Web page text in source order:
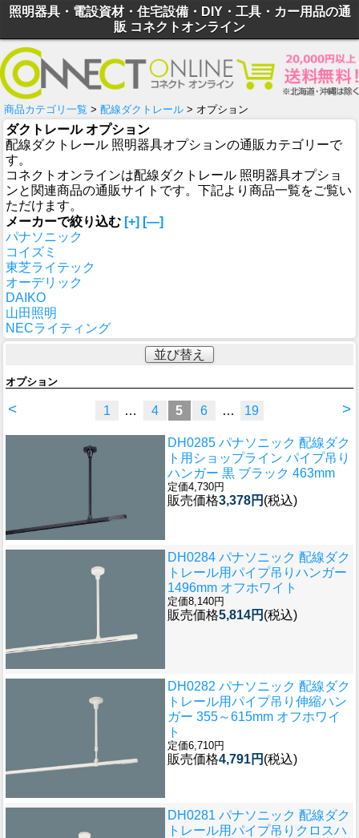
照明器具・電設資材・住宅設備・DIY・工具・カー用品の通
販 コネクトオンライン
商品カテゴリ一覧 > 配線ダクトレール > オプション
ダクトレール オプション
配線ダクトレール 照明器具オプションの通販カテゴリーで
す。
コネクトオンラインは配線ダクトレール 照明器具オプショ
ンと関連商品の通販サイトです。下記より商品一覧をご覧い
ただけます。
メーカーで絞り込む [+] [—]
パナソニック
コイズミ
東芝ライテック
オーデリック
DAIKO
山田照明
NECライティング
並び替え
オプション
< >
1 … 4 5 6 … 19
DH0285 パナソニック 配線ダク
ト用ショップライン パイプ吊り
ハンガー 黒 ブラック 463mm
定価4,730円
販売価格3,378円 (税込)
DH0284 パナソニック 配線ダク
トレール用パイプ吊りハンガー
1496mm オフホワイト
定価8,140円
販売価格5,814円 (税込)
DH0282 パナソニック 配線ダク
トレール用パイプ吊り伸縮ハン
ガー 355～615mm オフホワイ
ト
定価6,710円
販売価格4,791円 (税込)
DH0281 パナソニック 配線ダク
トレール用パイプ吊りクロスハ